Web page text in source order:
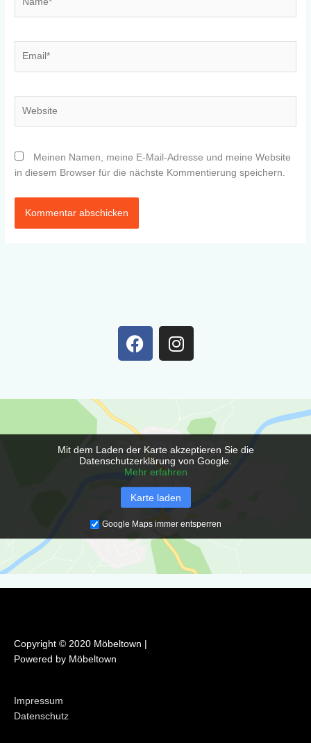
Meinen Namen, meine E-Mail-Adresse und meine Website
in diesem Browser für die nächste Kommentierung speichern.
F
a
o
k
I
n
r
a
m
Mit dem Laden der Karte akzeptieren Sie die
Datenschutzerklärung von Google.
Mehr erfahren
Karte laden
Google Maps immer entsperren
Copyright © 2020 Möbeltown |
Powered by Möbeltown
Impressum
Datenschutz